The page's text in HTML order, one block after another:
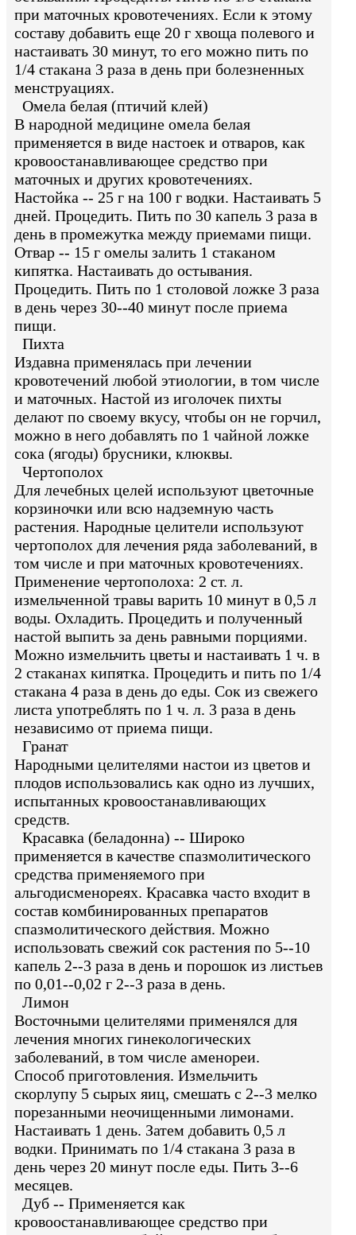
при маточных кровотечениях. Если к этому
составу добавить еще 20 г хвоща полевого и
настаивать 30 минут, то его можно пить по
1/4 стакана 3 раза в день при болезненных
менструациях.
Омела белая (птичий клей)
В народной медицине омела белая
применяется в виде настоек и отваров, как
кровоостанавливающее средство при
маточных и других кровотечениях.
Настойка -- 25 г на 100 г водки. Настаивать 5
дней. Процедить. Пить по 30 капель 3 раза в
день в промежутка между приемами пищи.
Отвар -- 15 г омелы залить 1 стаканом
кипятка. Настаивать до остывания.
Процедить. Пить по 1 столовой ложке 3 раза
в день через 30--40 минут после приема
пищи.
Пихта
Издавна применялась при лечении
кровотечений любой этиологии, в том числе
и маточных. Настой из иголочек пихты
делают по своему вкусу, чтобы он не горчил,
можно в него добавлять по 1 чайной ложке
сока (ягоды) брусники, клюквы.
Чертополох
Для лечебных целей используют цветочные
корзиночки или всю надземную часть
растения. Народные целители используют
чертополох для лечения ряда заболеваний, в
том числе и при маточных кровотечениях.
Применение чертополоха: 2 ст. л.
измельченной травы варить 10 минут в 0,5 л
воды. Охладить. Процедить и полученный
настой выпить за день равными порциями.
Можно измельчить цветы и настаивать 1 ч. в
2 стаканах кипятка. Процедить и пить по 1/4
стакана 4 раза в день до еды. Сок из свежего
листа употреблять по 1 ч. л. 3 раза в день
независимо от приема пищи.
Гранат
Народными целителями настои из цветов и
плодов использовались как одно из лучших,
испытанных кровоостанавливающих
средств.
Красавка (беладонна) -- Широко
применяется в качестве спазмолитического
средства применяемого при
альгодисменореях. Красавка часто входит в
состав комбинированных препаратов
спазмолитического действия. Можно
использовать свежий сок растения по 5--10
капель 2--3 раза в день и порошок из листьев
по 0,01--0,02 г 2--3 раза в день.
Лимон
Восточными целителями применялся для
лечения многих гинекологических
заболеваний, в том числе аменореи.
Способ приготовления. Измельчить
скорлупу 5 сырых яиц, смешать с 2--3 мелко
порезанными неочищенными лимонами.
Настаивать 1 день. Затем добавить 0,5 л
водки. Принимать по 1/4 стакана 3 раза в
день через 20 минут после еды. Пить 3--6
месяцев.
Дуб -- Применяется как
кровоостанавливающее средство при